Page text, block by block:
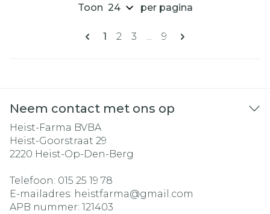
Pagina's
U lees momenteel pagina
1 Pagina
2 Pagina
3 ... Pagina
9
Toon per pagina
Neem contact met ons op
Heist-Farma BVBA
Heist-Goorstraat 29
2220 Heist-Op-Den-Berg
Telefoon: 015 25 19 78
E-mailadres: heistfarma@gmail.com
APB nummer: 121403